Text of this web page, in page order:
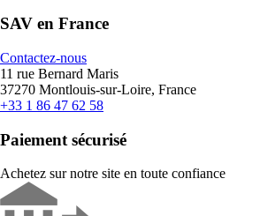
SAV en France
Contactez-nous
11 rue Bernard Maris
37270 Montlouis-sur-Loire, France
+33 1 86 47 62 58
Paiement sécurisé
Achetez sur notre site en toute confiance